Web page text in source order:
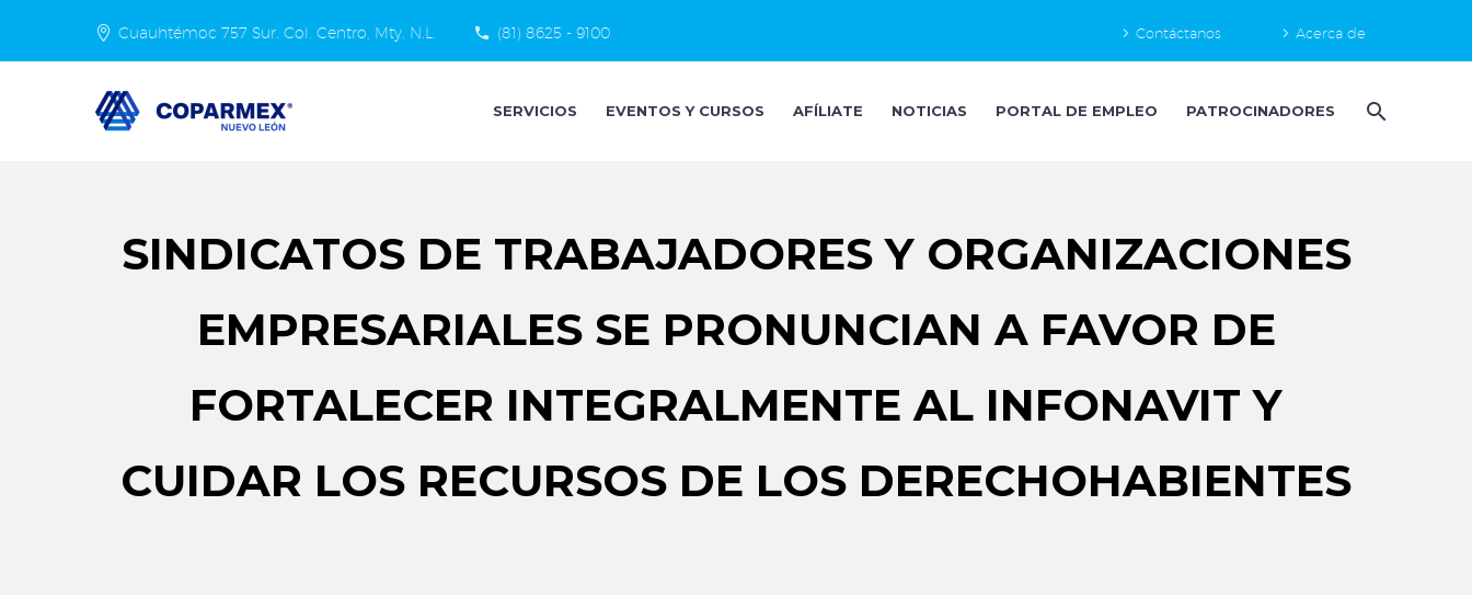
Cuauhtémoc 757 Sur. Col. Centro, Mty. N.L. (81) 8625 - 9100 Contáctanos Acerca de
SERVICIOS EVENTOS Y CURSOS AFÍLIATE NOTICIAS PORTAL DE EMPLEO PATROCINADORES
SINDICATOS DE TRABAJADORES Y ORGANIZACIONES
EMPRESARIALES SE PRONUNCIAN A FAVOR DE
FORTALECER INTEGRALMENTE AL INFONAVIT Y
CUIDAR LOS RECURSOS DE LOS DERECHOHABIENTES